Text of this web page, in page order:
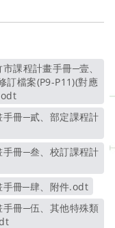
訂檔案(P9-P11)(對應
另開新視窗
手冊─肆、附件.odt